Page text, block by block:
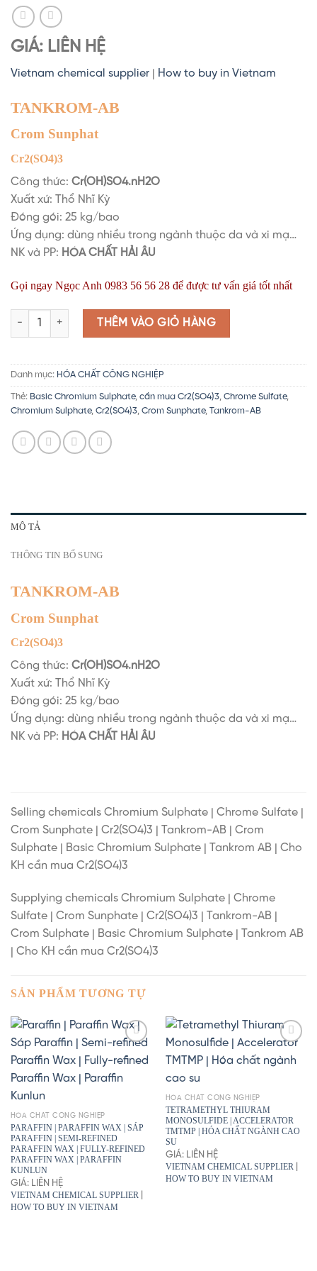
GIÁ: LIÊN HỆ
Vietnam chemical supplier How to buy in Vietnam
TANKROM-AB
Crom Sunphat
Cr2(SO4)3
Công thức: Cr(OH)SO4.nH2O
Xuất xứ: Thổ Nhĩ Kỳ
Đóng gói: 25 kg/bao
Ứng dụng: dùng nhiều trong ngành thuộc da và xi mạ…
NK và PP: HÓA CHẤT HẢI ÂU
Gọi ngay Ngọc Anh 0983 56 56 28 để được tư vấn giá tốt nhất
Chromium Sulphate | Chrome Sulfate | Crom Sunphate |
THÊM VÀO GIỎ HÀNG
Danh mục: HÓA CHẤT CÔNG NGHIỆP
Thẻ: Basic Chromium Sulphate, cần mua Cr2(SO4)3 Chrome Sulfate,
Chromium Sulphate, Cr2(SO4)3 Crom Sunphate, Tankrom-AB
MÔ TẢ
THÔNG TIN BỔ SUNG
TANKROM-AB
Crom Sunphat
Cr2(SO4)3
Công thức: Cr(OH)SO4.nH2O
Xuất xứ: Thổ Nhĩ Kỳ
Đóng gói: 25 kg/bao
Ứng dụng: dùng nhiều trong ngành thuộc da và xi mạ…
NK và PP: HÓA CHẤT HẢI ÂU
Selling chemicals Chromium Sulphate | Chrome Sulfate |
Crom Sunphate | Cr2(SO4)3 | Tankrom-AB | Crom
Sulphate | Basic Chromium Sulphate | Tankrom AB | Cho
KH cần mua Cr2(SO4)3
Supplying chemicals Chromium Sulphate | Chrome
Sulfate | Crom Sunphate | Cr2(SO4)3 | Tankrom-AB |
Crom Sulphate | Basic Chromium Sulphate | Tankrom AB
| Cho KH cần mua Cr2(SO4)3
SẢN PHẨM TƯƠNG TỰ
HÓA CHẤT CÔNG NGHIỆP
PARAFFIN | PARAFFIN WAX | SÁP
PARAFFIN | SEMI-REFINED
PARAFFIN WAX | FULLY-REFINED
PARAFFIN WAX | PARAFFIN
KUNLUN
GIÁ: LIÊN HỆ
VIETNAM CHEMICAL SUPPLIER
HOW TO BUY IN VIETNAM
HÓA CHẤT CÔNG NGHIỆP
TETRAMETHYL THIURAM
MONOSULFIDE | ACCELERATOR
TMTMP | HÓA CHẤT NGÀNH CAO
SU
GIÁ: LIÊN HỆ
VIETNAM CHEMICAL SUPPLIER
HOW TO BUY IN VIETNAM